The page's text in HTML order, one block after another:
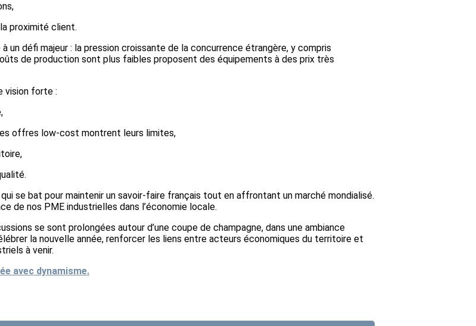
proximité client.
un défi majeur : la pression croissante de la concurrence étrangère, y compris
de production sont plus faibles proposent des équipements à des prix très
vision forte :
offres low‑cost montrent leurs limites,
se bat pour maintenir un savoir‑faire français tout en affrontant un marché mondialisé.
de nos PME industrielles dans l’économie locale.
se sont prolongées autour d’une coupe de champagne, dans une ambiance
la nouvelle année, renforcer les liens entre acteurs économiques du territoire et
à venir.
avec dynamisme.